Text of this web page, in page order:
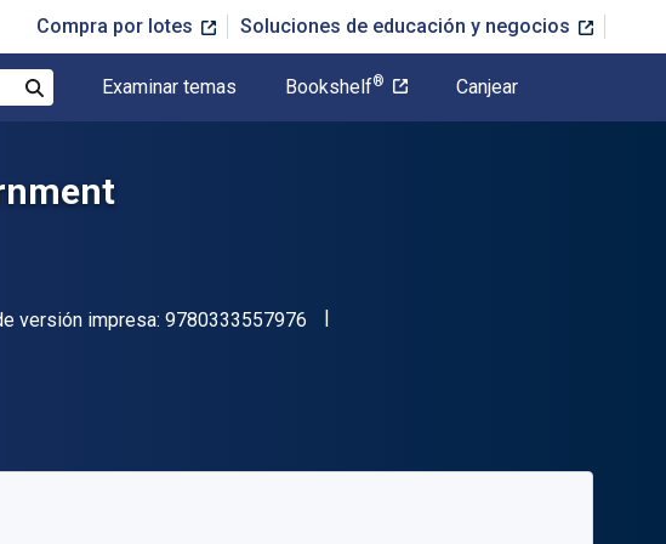
Compra por lotes Soluciones de educación y negocios
Examinar temas Bookshelf® Canjear
versión impresa: 9780333557976 "ISBN-13 9780333557976"